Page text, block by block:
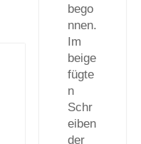
bego
nnen.
Im
beige
fügte
n
Schr
eiben
der